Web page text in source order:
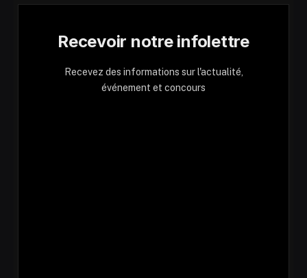
Recevoir notre infolettre
Recevez des informations sur l'actualité,
événement et concours